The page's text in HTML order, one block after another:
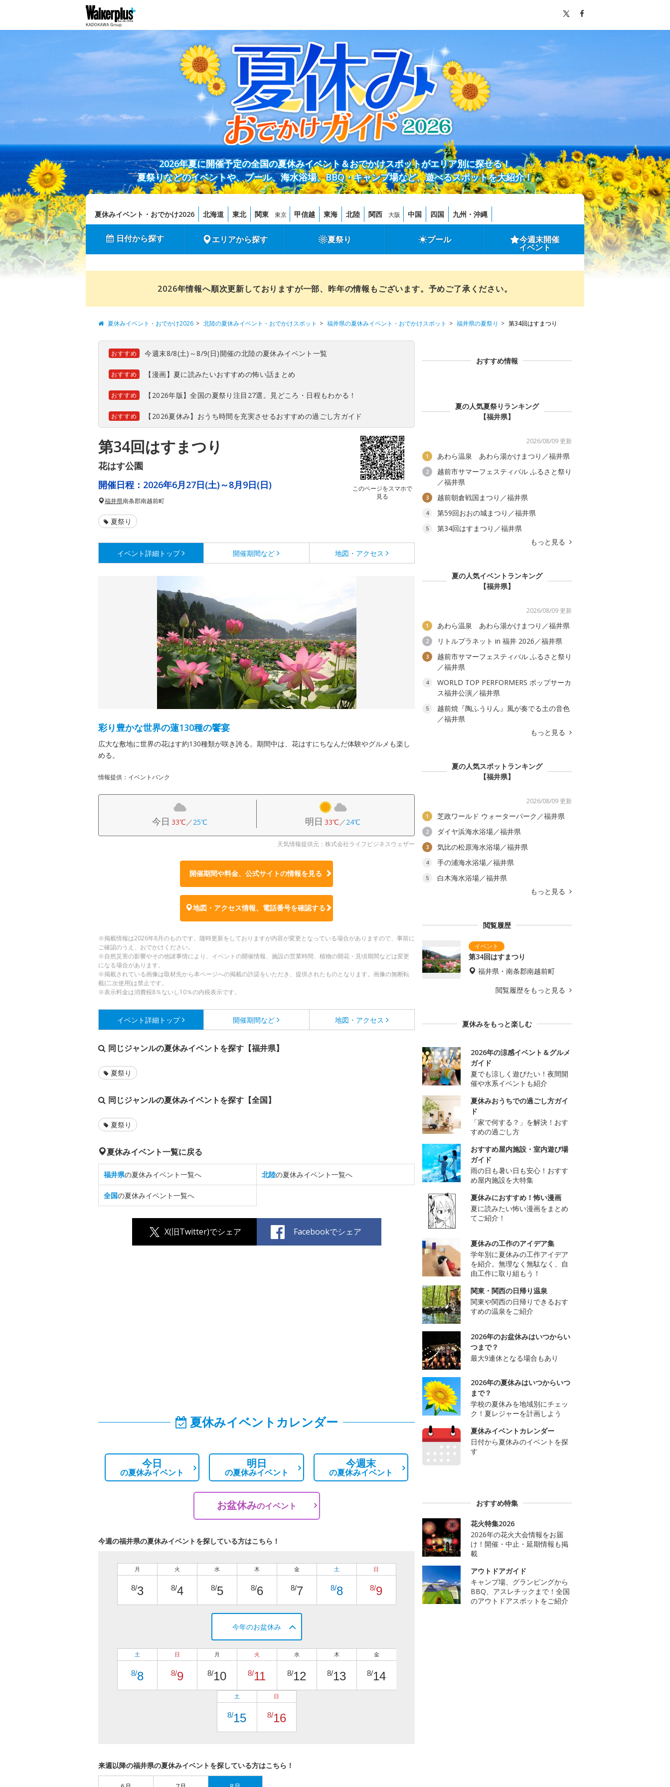
2026年夏に開催予定の全国の夏休みイベント＆おでかけスポットがエリア別に探せる！
夏祭りなどのイベントや、プール、海水浴場、BBQ・キャンプ場など、遊べるスポットを大紹介！
夏休みイベント・おでかけ2026 北海道 東北 関東 東京 甲信越 東海 北陸 関西 大阪 中国 四国 九州・沖縄
日付から探す エリアから探す 夏祭り プール 今週末開催
イベント
2026年情報へ順次更新しておりますが一部、昨年の情報もございます。予めご了承ください。
夏休みイベント・おでかけ2026 北陸の夏休みイベント・おでかけスポット 福井県の夏休みイベント・おでかけスポット 福井県の夏祭り 第34回はすまつり
おすすめ 今週末8/8(土)～8/9(日)開催の北陸の夏休みイベント一覧
おすすめ 【漫画】夏に読みたいおすすめの怖い話まとめ
おすすめ 【2026年版】全国の夏祭り注目27選。見どころ・日程もわかる！
おすすめ 【2026夏休み】おうち時間を充実させるおすすめの過ごし方ガイド
第34回はすまつり
花はす公園
このページをスマホで
見る
開催日程： 2026年6月27日(土)～8月9日(日)
福井県南条郡南越前町
夏祭り
イベント詳細 トップ 開催期間など 地図・アクセス
彩り豊かな世界の蓮130種の饗宴
広大な敷地に世界の花はす約130種類が咲き誇る。期間中は、花はすにちなんだ体験やグルメも楽し
める。
情報提供：イベントバンク
今日 33℃／25℃ 明日 33℃／24℃
天気情報提供元：株式会社ライフビジネスウェザー
開催期間や料金、公式サイトの情報を見る
地図・アクセス情報、電話番号を確認する
※掲載情報は2026年8月のものです。随時更新をしておりますが内容が変更となっている場合がありますので、事前に
ご確認のうえ、おでかけください。
※自然災害の影響やその他諸事情により、イベントの開催情報、施設の営業時間、植物の開花・見頃期間などは変更
になる場合があります。
※掲載されている画像は取材先から本ページへの掲載の許諾をいただき、提供されたものとなります。画像の無断転
載(二次使用)は禁止です。
※表示料金は消費税8％ないし10％の内税表示です。
イベント詳細 トップ 開催期間など 地図・アクセス
同じジャンルの夏休みイベントを探す【福井県】
夏祭り
同じジャンルの夏休みイベントを探す【全国】
夏祭り
夏休みイベント一覧に戻る
福井県の夏休みイベント一覧へ 北陸の夏休みイベント一覧へ
全国の夏休みイベント一覧へ
X(旧Twitter)でシェア Facebookでシェア
夏休みイベントカレンダー
今日
の夏休みイベント
明日
の夏休みイベント
今週末
の夏休みイベント
お盆休みのイベント
今週の福井県の夏休みイベントを探している方はこちら！
月
8/3
火
8/4
水
8/5
木
8/6
金
8/7
土
8/8
日
8/9
今年のお盆休み
土
8/8
日
8/9
月
8/10
火
8/11
水
8/12
木
8/13
金
8/14
土
8/15
日
8/16
来週以降の福井県の夏休みイベントを探している方はこちら！
おすすめ情報
夏の人気夏祭りランキング
【福井県】
2026/08/09 更新
1 あわら温泉 あわら湯かけまつり／福井県
2
越前市サマーフェスティバル ふるさと祭り
／福井県
3 越前朝倉戦国まつり／福井県
4 第59回おおの城まつり／福井県
5
第34回はすまつり／福井県
もっと見る
夏の人気イベントランキング
【福井県】
2026/08/09 更新
1 あわら温泉 あわら湯かけまつり／福井県
2 リトルプラネット in 福井 2026／福井県
3
越前市サマーフェスティバル ふるさと祭り
／福井県
4
WORLD TOP PERFORMERS ポップサーカ
ス福井公演／福井県
5
越前焼『陶ふうりん』風が奏でる土の音色
／福井県
もっと見る
夏の人気スポットランキング
【福井県】
2026/08/09 更新
1 芝政ワールド ウォーターパーク／福井県
2 ダイヤ浜海水浴場／福井県
3 気比の松原海水浴場／福井県
4 手の浦海水浴場／福井県
5
白木海水浴場／福井県
もっと見る
閲覧履歴
第34回はすまつり
福井県・南条郡南越前町
閲覧履歴をもっと見る
夏休みをもっと楽しむ
2026年の涼感イベント＆グルメ
ガイド
夏でも涼しく遊びたい！夜間開
催や水系イベントも紹介
夏休みおうちでの過ごし方ガイ
ド
「家で何する？」を解決！おす
すめの過ごし方
おすすめ屋内施設・室内遊び場
ガイド
雨の日も暑い日も安心！おすす
め屋内施設を大特集
夏休みにおすすめ！怖い漫画
夏に読みたい怖い漫画をまとめ
てご紹介！
夏休みの工作のアイデア集
学年別に夏休みの工作アイデア
を紹介。無理なく無駄なく、自
由工作に取り組もう！
関東・関西の日帰り温泉
関東や関西の日帰りできるおす
すめの温泉をご紹介
2026年のお盆休みはいつからい
つまで？
最大9連休となる場合もあり
2026年の夏休みはいつからいつ
まで？
学校の夏休みを地域別にチェッ
ク！夏レジャーを計画しよう
夏休みイベントカレンダー
日付から夏休みのイベントを探
す
おすすめ特集
花火特集2026
2026年の花火大会情報をお届
け！開催・中止・延期情報も掲
載
アウトドアガイド
キャンプ場、グランピングから
BBQ、アスレチックまで！全国
のアウトドアスポットをご紹介